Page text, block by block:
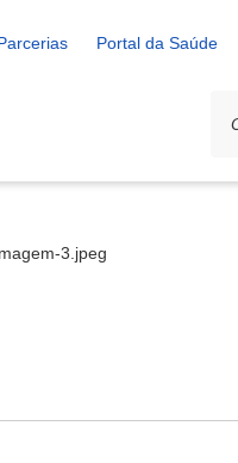
Portal da Saúde
“Billdog nas Estações das
3.jpeg